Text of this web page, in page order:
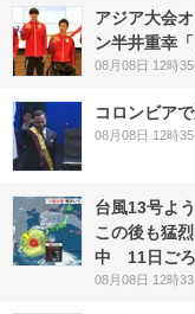
アジア大会
ン半井重幸
08月08日 12時35
コロンビア
08月08日 12時35
台風13号よ
この後も猛
中 11日ごろ
08月08日 12時33